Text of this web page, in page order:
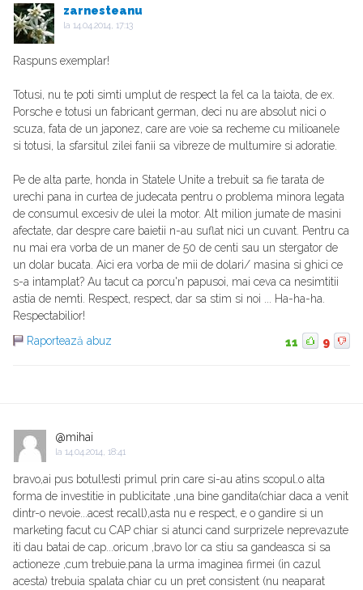
zarnesteanu
la 14.04.2014, 17:13
Raspuns exemplar!
Totusi, nu te poti simti umplut de respect la fel ca la taiota, de ex.
Porsche e totusi un fabricant german, deci nu are absolut nici o
scuza, fata de un japonez, care are voie sa recheme cu milioanele
si totusi, la sfarsitul zilei fanii sa vibreze de multumire si adoratie.
Pe de alta parte, honda in Statele Unite a trebuit sa fie tarata de
urechi pana in curtea de judecata pentru o problema minora legata
de consumul excesiv de ulei la motor. Alt milion jumate de masini
afectate, dar despre care baietii n-au suflat nici un cuvant. Pentru ca
nu mai era vorba de un maner de 50 de centi sau un stergator de
un dolar bucata. Aici era vorba de mii de dolari/ masina si ghici ce
s-a intamplat? Au tacut ca porcu'n papusoi, mai ceva ca nesimtitii
astia de nemti. Respect, respect, dar sa stim si noi ... Ha-ha-ha.
Respectabilior!
Raportează abuz
11 9
@mihai
la 14.04.2014, 18:41
bravo,ai pus botul!esti primul prin care si-au atins scopul.o alta
forma de investitie in publicitate ,una bine gandita(chiar daca a venit
dintr-o nevoie...acest recall),asta nu e respect, e o gandire si un
marketing facut cu CAP chiar si atunci cand surprizele neprevazute
iti dau batai de cap...oricum ,bravo lor ca stiu sa gandeasca si sa
actioneze ,cum trebuie.pana la urma imaginea firmei (in cazul
acesta) trebuia spalata chiar cu un pret consistent (nu neaparat